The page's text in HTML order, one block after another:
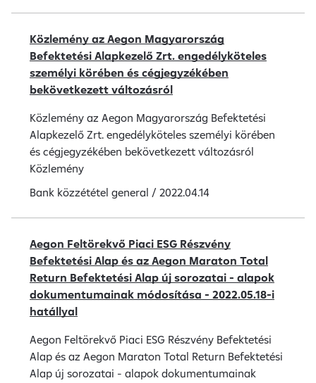
Közlemény az Aegon Magyarország
Befektetési Alapkezelő Zrt. engedélyköteles
személyi körében és cégjegyzékében
bekövetkezett változásról
Közlemény az Aegon Magyarország Befektetési
Alapkezelő Zrt. engedélyköteles személyi körében
és cégjegyzékében bekövetkezett változásról
Közlemény
Bank közzététel general / 2022.04.14
Aegon Feltörekvő Piaci ESG Részvény
Befektetési Alap és az Aegon Maraton Total
Return Befektetési Alap új sorozatai - alapok
dokumentumainak módosítása - 2022.05.18-i
hatállyal
Aegon Feltörekvő Piaci ESG Részvény Befektetési
Alap és az Aegon Maraton Total Return Befektetési
Alap új sorozatai - alapok dokumentumainak